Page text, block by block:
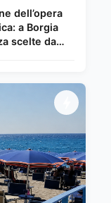
dell’opera
a Borgia
scelte da